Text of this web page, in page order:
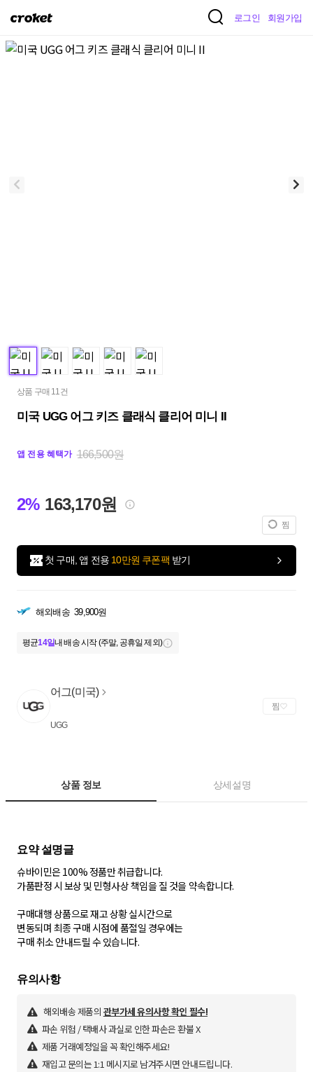
크
켓
로그인 회원가입
상품 구매 11건
미국 UGG 어그 키즈 클래식 클리어 미니 II
앱 전용 혜택가 166,500원
2% 163,170원
찜
첫 구매, 앱 전용 10만원 쿠폰팩 받기
해외배송 39,900원
평균14일내 배송 시작 (주말, 공휴일 제외)
어그(미국)
UGG
찜
상품 정보 상세설명
요약 설명글
슈바이민은 100% 정품만 취급합니다.
가품판정 시 보상 및 민형사상 책임을 질 것을 약속합니다.
구매대행 상품으로 재고 상황 실시간으로
변동되며 최종 구매 시점에 품절일 경우에는
구매 취소 안내드릴 수 있습니다.
유의사항
해외배송 제품의 관부가세 유의사항 확인 필수!
파손 위험 / 택배사 과실로 인한 파손은 환불 X
제품 거래예정일을 꼭 확인해주세요!
재입고 문의는 1:1 메시지로 남겨주시면 안내드립니다.